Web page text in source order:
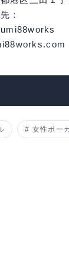
：
女性ボー